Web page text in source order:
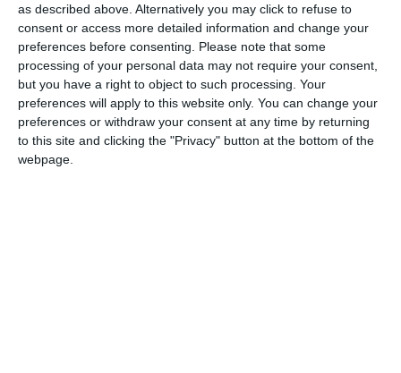
as described above. Alternatively you may click to refuse to
consent or access more detailed information and change your
preferences before consenting.
Please note that some
processing of your personal data may not require your consent,
but you have a right to object to such processing. Your
preferences will apply to this website only. You can change your
preferences or withdraw your consent at any time by returning
to this site and clicking the "Privacy" button at the bottom of the
webpage.
Urmărește-ne pe Whatsapp
Ti-a placut articolul?